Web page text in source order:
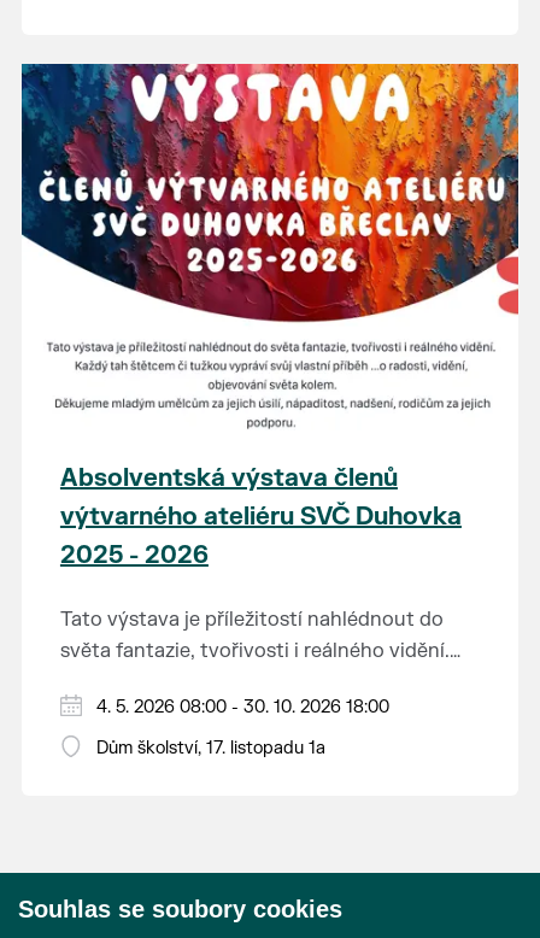
Absolventská výstava členů
výtvarného ateliéru SVČ Duhovka
2025 - 2026
Tato výstava je příležitostí nahlédnout do
světa fantazie, tvořivosti i reálného vidění.
vlastní příběh... o radosti, vidění, objevování
světa kolem.
Děkujeme mladým umělcům za jejich úsilí,
nápaditost, nadšení, rodičům za jejich
4. 5. 2026 08:00 - 30. 10. 2026 18:00
Dům školství, 17. listopadu 1a
Souhlas se soubory cookies